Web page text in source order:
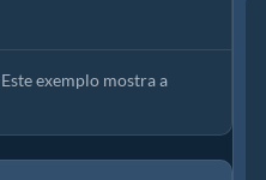
exemplo mostra a